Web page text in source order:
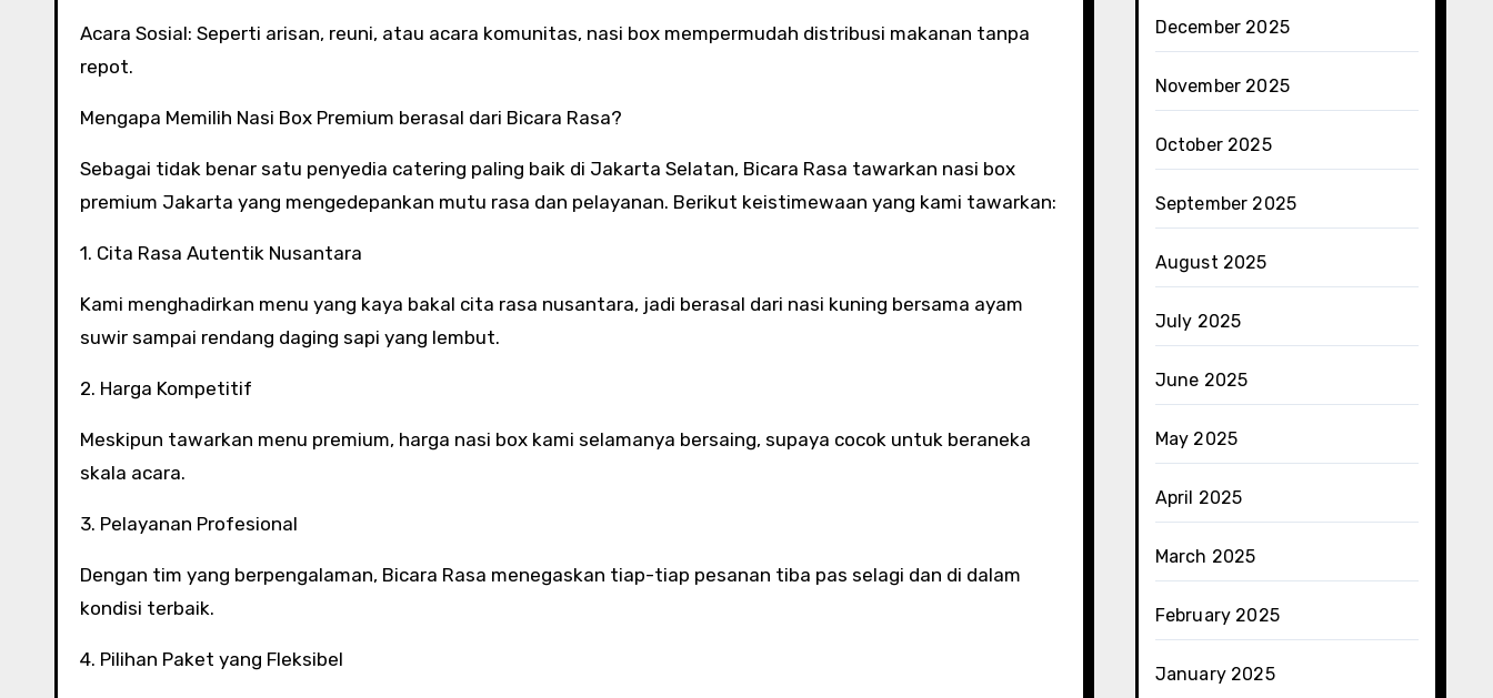
Acara Sosial: Seperti arisan, reuni, atau acara komunitas, nasi box mempermudah distribusi makanan tanpa
repot.
Mengapa Memilih Nasi Box Premium berasal dari Bicara Rasa?
Sebagai tidak benar satu penyedia catering paling baik di Jakarta Selatan, Bicara Rasa tawarkan nasi box
premium Jakarta yang mengedepankan mutu rasa dan pelayanan. Berikut keistimewaan yang kami tawarkan:
1. Cita Rasa Autentik Nusantara
Kami menghadirkan menu yang kaya bakal cita rasa nusantara, jadi berasal dari nasi kuning bersama ayam
suwir sampai rendang daging sapi yang lembut.
2. Harga Kompetitif
Meskipun tawarkan menu premium, harga nasi box kami selamanya bersaing, supaya cocok untuk beraneka
skala acara.
3. Pelayanan Profesional
Dengan tim yang berpengalaman, Bicara Rasa menegaskan tiap-tiap pesanan tiba pas selagi dan di dalam
kondisi terbaik.
4. Pilihan Paket yang Fleksibel
December 2025
November 2025
October 2025
September 2025
August 2025
July 2025
June 2025
May 2025
April 2025
March 2025
February 2025
January 2025